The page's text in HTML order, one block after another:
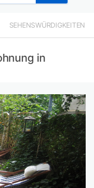
SEHENSWÜRDIGKEITEN
in